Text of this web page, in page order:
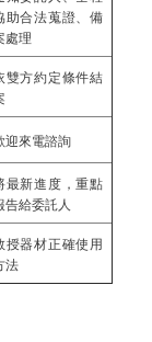
助合法蒐證、備
處理
雙方約定條件結
迎來電諮詢
最新進度，重點
告給委託人
授器材正確使用
法